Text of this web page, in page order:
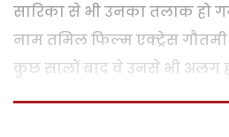
सारिका से भी उनका तलाक हो
नाम तमिल फिल्म एक्ट्रेस
कुछ सालों बाद वे उनसे भी अलग